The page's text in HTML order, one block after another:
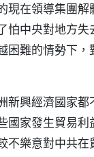
現在領導集團解
怕中央對地方失
困難的情勢下，
興經濟國家都
國家發生貿易利
不樂意對中共在